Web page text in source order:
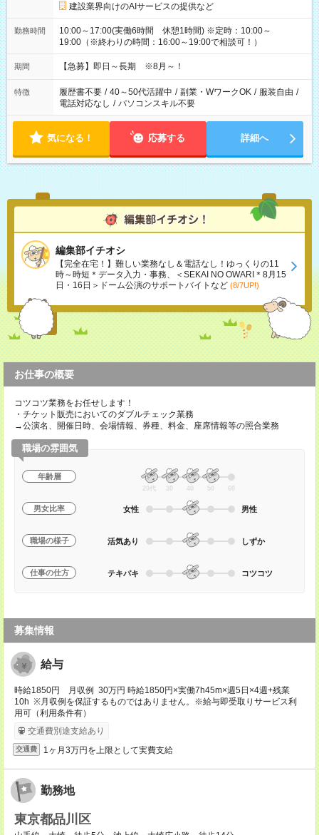
建設業界向けのAIサービスの提供など
勤務時間
10:00～17:00(実働6時間 休憩1時間) ※定時：10:00～
19:00（※終わりの時間：16:00～19:00で相談可！）
期間 【急募】即日～長期 ※8月～！
特徴 履歴書不要 / 40～50代活躍中 / 副業・WワークOK / 服装自由 /
電話対応なし / パソコンスキル不要
気になる！ 応募する 詳細へ
編集部イチオシ
【完全在宅！】難しい業務なし＆電話なし！ゆっくりの11
時～時短＊データ入力・事務、＜SEKAI NO OWARI＊8月15
日・16日＞ドーム公演のサポートバイトなど (8/7UP!)
お仕事の概要
コツコツ業務をお任せします！
・チケット販売においてのダブルチェック業務
→公演名、開催日時、会場情報、券種、料金、座席情報等の照合業務
職場の雰囲気
年齢層
20代 30 40 50 60
男女比率 女性 男性
職場の様子 活気あり しずか
仕事の仕方 テキパキ コツコツ
募集情報
給与
時給1850円 月収例 30万円 時給1850円×実働7h45m×週5日×4週+残業
10h ※月収例を保証するものではありません。※給与即受取りサービス利
用可（利用条件有）
交通費別途支給あり
交通費 1ヶ月3万円を上限として実費支給
勤務地
東京都品川区